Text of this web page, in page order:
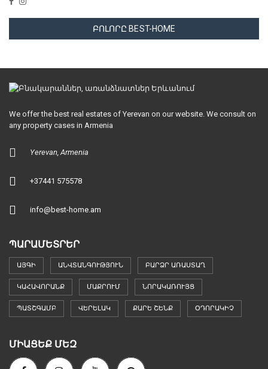
ԲՈԼՈՐԸ BEST-HOME
We offer the best real estates of Yerevan on our website. We consult on
any property cases in Armenia
Yerevan, Armenia
+37441 575578
info@best-home.am
ՊԱՐԱՄԵՏՐԵՐ
ԱՅԳԻ ԱՆՎՏԱՆԳՈՒԹՅՈՒՆ ԲԱՐՁՐ ԱՌԱՍՏԱՂ
ԿԱՀԱՎՈՐԱՆՔ ՄԱՔՐՈՒՄ ՆՈՐԱԿԱՌՈՒՅՑ
ՊԱՏՇԳԱՄԲ ՎԵՐԵԼԱԿ ՔԱՐԵ ՇԵՆՔ ՕԴՈՐԱԿԻՉ
ՄԻԱՑԵՔ ՄԵԶ